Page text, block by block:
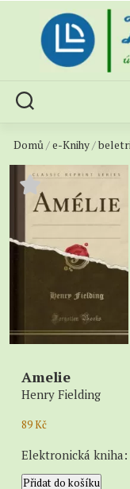
content
Domů/e-Knihy/
Amelie
Henry Fielding
89Kč
Elektronická kniha:
Amelie
Přidat do košíku